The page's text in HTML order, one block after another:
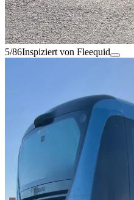
5/86Inspiziert von Fleequid